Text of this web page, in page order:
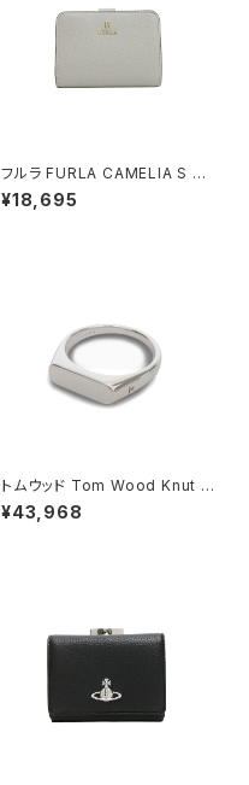
フルラ FURLA CAMELIA S C
OMPACT WALLETS 二つ折り
財布 wp00315-are000-435
¥18,695
トムウッド Tom Wood Knut R
ing リング 100572-54 シルバ
ー
¥43,968